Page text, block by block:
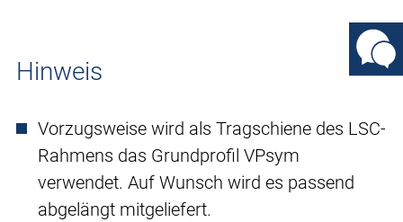
Hinweis
Vorzugsweise wird als Tragschiene des LSC-
Rahmens das Grundprofil VPsym
verwendet. Auf Wunsch wird es passend
abgelängt mitgeliefert.